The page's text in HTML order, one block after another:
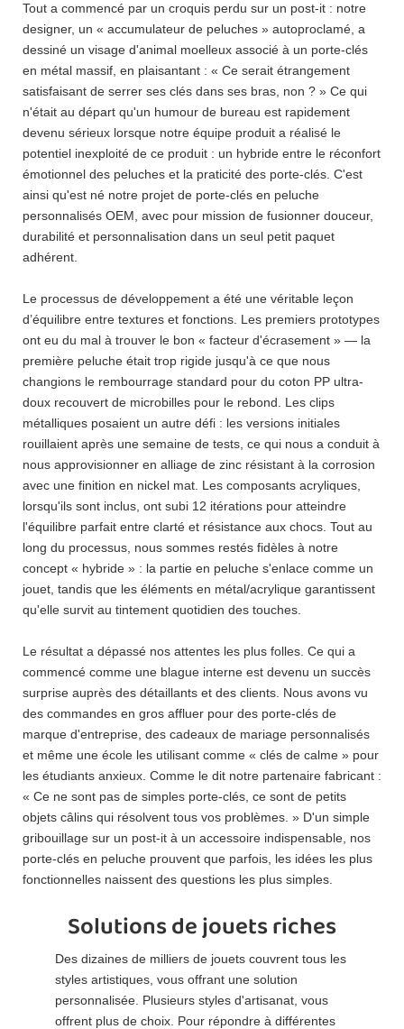
Tout a commencé par un croquis perdu sur un post-it : notre
designer, un « accumulateur de peluches » autoproclamé, a
dessiné un visage d'animal moelleux associé à un porte-clés
en métal massif, en plaisantant : « Ce serait étrangement
satisfaisant de serrer ses clés dans ses bras, non ? » Ce qui
n'était au départ qu'un humour de bureau est rapidement
devenu sérieux lorsque notre équipe produit a réalisé le
potentiel inexploité de ce produit : un hybride entre le réconfort
émotionnel des peluches et la praticité des porte-clés. C'est
ainsi qu'est né notre projet de porte-clés en peluche
personnalisés OEM, avec pour mission de fusionner douceur,
durabilité et personnalisation dans un seul petit paquet
adhérent.
Le processus de développement a été une véritable leçon
d’équilibre entre textures et fonctions. Les premiers prototypes
ont eu du mal à trouver le bon « facteur d'écrasement » — la
première peluche était trop rigide jusqu'à ce que nous
changions le rembourrage standard pour du coton PP ultra-
doux recouvert de microbilles pour le rebond. Les clips
métalliques posaient un autre défi : les versions initiales
rouillaient après une semaine de tests, ce qui nous a conduit à
nous approvisionner en alliage de zinc résistant à la corrosion
avec une finition en nickel mat. Les composants acryliques,
lorsqu'ils sont inclus, ont subi 12 itérations pour atteindre
l'équilibre parfait entre clarté et résistance aux chocs. Tout au
long du processus, nous sommes restés fidèles à notre
concept « hybride » : la partie en peluche s'enlace comme un
jouet, tandis que les éléments en métal/acrylique garantissent
qu'elle survit au tintement quotidien des touches.
Le résultat a dépassé nos attentes les plus folles. Ce qui a
commencé comme une blague interne est devenu un succès
surprise auprès des détaillants et des clients. Nous avons vu
des commandes en gros affluer pour des porte-clés de
marque d'entreprise, des cadeaux de mariage personnalisés
et même une école les utilisant comme « clés de calme » pour
les étudiants anxieux. Comme le dit notre partenaire fabricant :
« Ce ne sont pas de simples porte-clés, ce sont de petits
objets câlins qui résolvent tous vos problèmes. » D'un simple
gribouillage sur un post-it à un accessoire indispensable, nos
porte-clés en peluche prouvent que parfois, les idées les plus
fonctionnelles naissent des questions les plus simples.
Solutions de jouets riches
Des dizaines de milliers de jouets couvrent tous les
styles artistiques, vous offrant une solution
personnalisée. Plusieurs styles d'artisanat, vous
offrent plus de choix. Pour répondre à différentes